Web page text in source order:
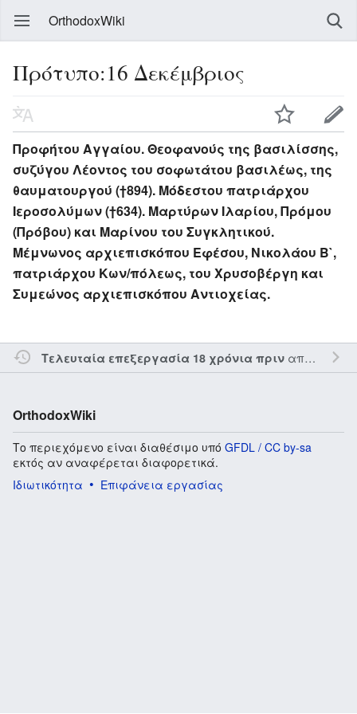
OrthodoxWiki
Πρότυπο:16 Δεκέμβριος
Προφήτου Αγγαίου. Θεοφανούς της βασιλίσσης,
συζύγου Λέοντος του σοφωτάτου βασιλέως, της
θαυματουργού (†894). Μόδεστου πατριάρχου
Ιεροσολύμων (†634). Μαρτύρων Ιλαρίου, Πρόμου
(Πρόβου) και Μαρίνου του Συγκλητικού.
Μέμνωνος αρχιεπισκόπου Εφέσου, Νικολάου Β`,
πατριάρχου Κων/πόλεως, του Χρυσοβέργη και
Συμεώνος αρχιεπισκόπου Αντιοχείας.
Τελευταία επεξεργασία 18 χρόνια πριναπό τον την
OrthodoxWiki
Το περιεχόμενο είναι διαθέσιμο υπό GFDL / CC by-sa
εκτός αν αναφέρεται διαφορετικά.
Ιδιωτικότητα
Επιφάνεια εργασίας